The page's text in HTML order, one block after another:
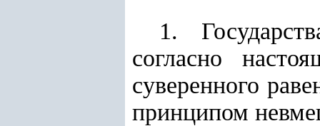
1.
согласно
суверенного
принципом